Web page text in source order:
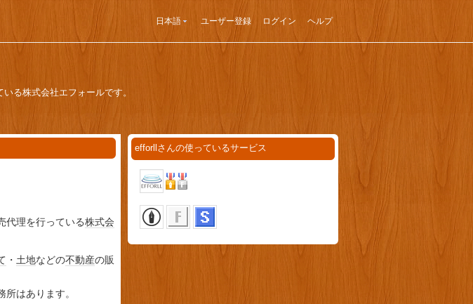
日本語 ユーザー登録 ログイン ヘルプ
る株式会社エフォールです。
代理を行っている株式会
・ 土地などの不動産の販
所はあります。
efforllさんの使っているサービス